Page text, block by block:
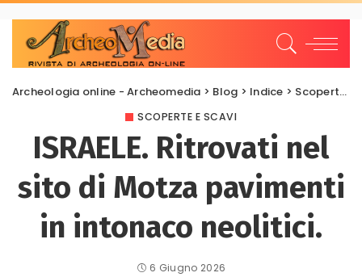
Archeologia online - Archeomedia > Blog > Indice > Scoperte e scavi
SCOPERTE E SCAVI
ISRAELE. Ritrovati nel
sito di Motza pavimenti
in intonaco neolitici.
6 Giugno 2026